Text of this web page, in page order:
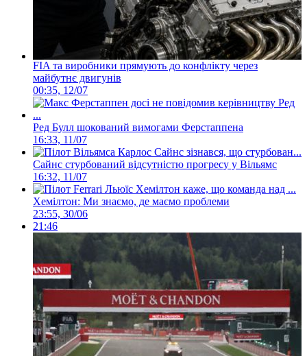
FIA та виробники прямують до конфлікту через
майбутнє двигунів
00:35, 12/07
Ред Булл шокований вимогами Ферстаппена
16:33, 11/07
Сайнс стурбований відсутністю прогресу у Вільямс
16:32, 11/07
Хемілтон: Ми знаємо, де маємо проблеми
23:55, 30/06
21:46